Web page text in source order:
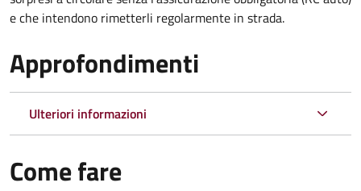
e che intendono rimetterli regolarmente in strada.
Approfondimenti
Ulteriori informazioni
Come fare